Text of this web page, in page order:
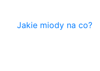
Jakie miody na co?